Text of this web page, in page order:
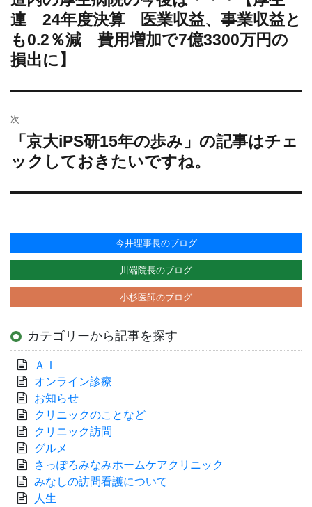
ビ
ゲ
ー
ョ
ン
去
の
投
稿:
連 24年度決算 医業収益、事業収益と
も0.2％減 費用増加で7億3300万円の
損出に】
次
次
の
投
稿:
「京大iPS研15年の歩み」の記事はチェ
ックしておきたいですね。
今井理事長のブログ
川端院長のブログ
小杉医師のブログ
カテゴリーから記事を探す
ＡＩ
オンライン診療
お知らせ
クリニックのことなど
クリニック訪問
グルメ
さっぽろみなみホームケアクリニック
みなしの訪問看護について
人生